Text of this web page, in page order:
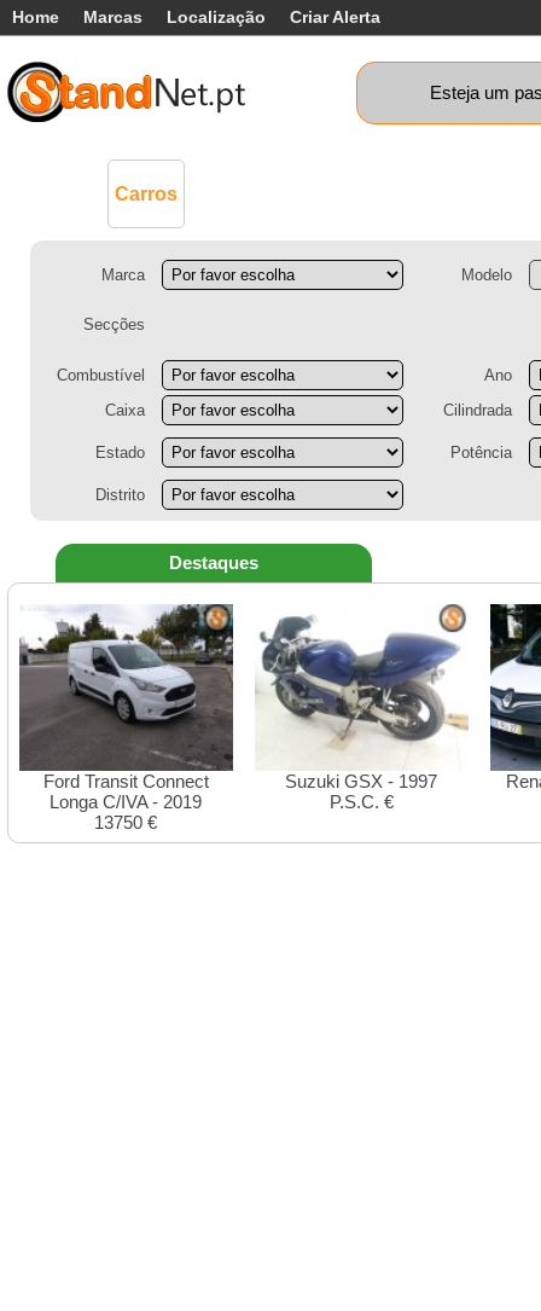
Home Marcas Localização Criar Alerta
Esteja um
Carros
Marca Modelo
Secções
Combustível
Ano
Caixa
Cilindrada
Estado Potência
Distrito
Destaques
Ford Transit Connect
Longa C/IVA - 2019
13750 €
Suzuki GSX - 1997
P.S.C. €